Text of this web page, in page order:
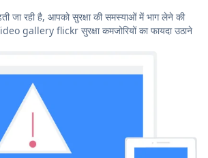
जा रही है, आपको सुरक्षा की समस्याओं में भाग लेने की
gallery flickr सुरक्षा कमजोरियों का फायदा उठाने